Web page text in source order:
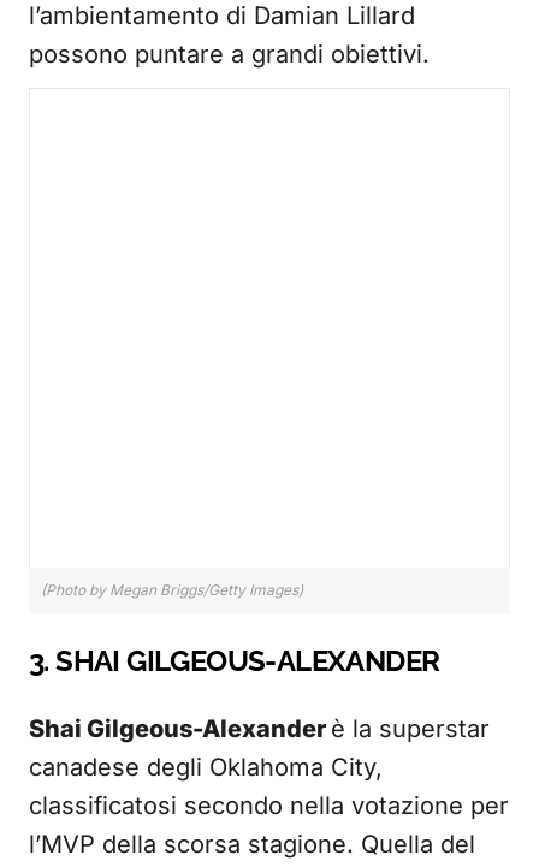
l’ambientamento di Damian Lillard
possono puntare a grandi obiettivi.
(Photo by Megan Briggs/Getty Images)
3. SHAI GILGEOUS-ALEXANDER
Shai Gilgeous-Alexander è la superstar
canadese degli Oklahoma City,
classificatosi secondo nella votazione per
l’MVP della scorsa stagione. Quella del